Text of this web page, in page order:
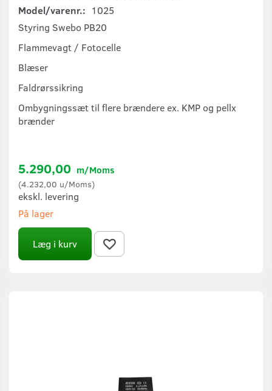
Model/varenr.: 1025
Styring Swebo PB20
Flammevagt / Fotocelle
Blæser
Faldrørssikring
Ombygningssæt til flere brændere ex. KMP og pellx
brænder
5.290,00 m/Moms
(4.232,00 u/Moms)
ekskl. levering
På lager
Læg i kurv